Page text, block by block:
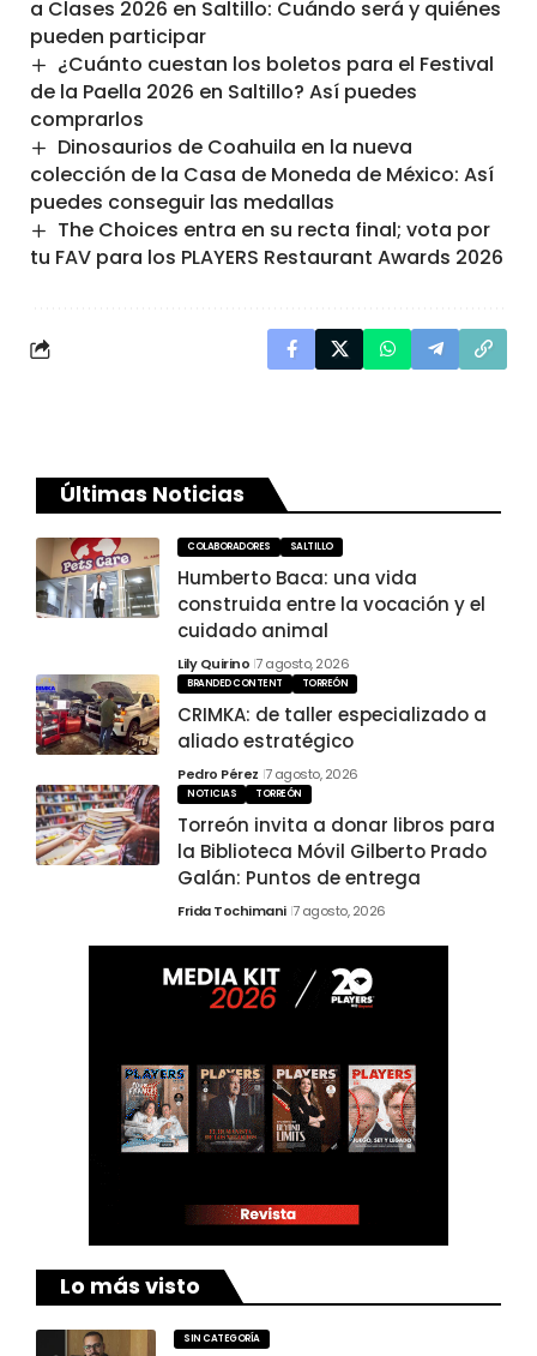
a Clases 2026 en Saltillo: Cuándo será y quiénes
pueden participar
¿Cuánto cuestan los boletos para el Festival
de la Paella 2026 en Saltillo? Así puedes
comprarlos
Dinosaurios de Coahuila en la nueva
colección de la Casa de Moneda de México: Así
puedes conseguir las medallas
The Choices entra en su recta final; vota por
tu FAV para los PLAYERS Restaurant Awards 2026
Últimas Noticias
COLABORADORES SALTILLO
Humberto Baca: una vida
construida entre la vocación y el
cuidado animal
Lily Quirino 7 agosto, 2026
BRANDED CONTENT TORREÓN
CRIMKA: de taller especializado a
aliado estratégico
Pedro Pérez 7 agosto, 2026
NOTICIAS TORREÓN
Torreón invita a donar libros para
la Biblioteca Móvil Gilberto Prado
Galán: Puntos de entrega
Frida Tochimani 7 agosto, 2026
Lo más visto
SIN CATEGORÍA